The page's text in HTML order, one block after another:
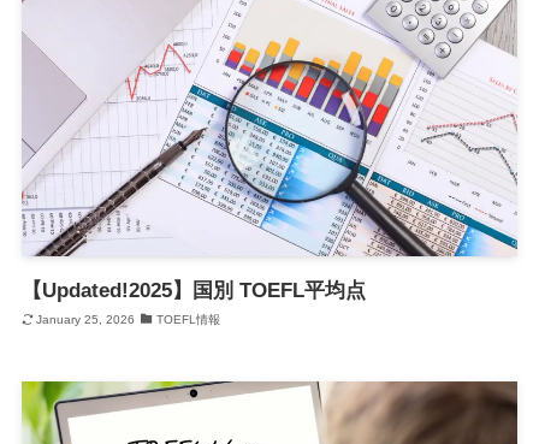
【Updated!2025】国別 TOEFL平均点
January 25, 2026 TOEFL情報